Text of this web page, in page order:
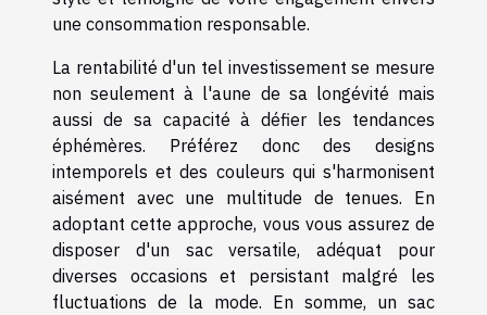
une consommation responsable.
La rentabilité d'un tel investissement se mesure
non seulement à l'aune de sa longévité mais
aussi de sa capacité à défier les tendances
éphémères. Préférez donc des designs
intemporels et des couleurs qui s'harmonisent
aisément avec une multitude de tenues. En
adoptant cette approche, vous vous assurez de
disposer d'un sac versatile, adéquat pour
diverses occasions et persistant malgré les
fluctuations de la mode. En somme, un sac